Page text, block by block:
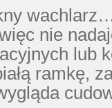
nie
lub
ramkę,